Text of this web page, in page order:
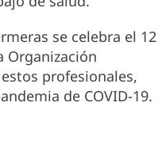
se celebra el 12
Organización
profesionales,
de COVID-19.